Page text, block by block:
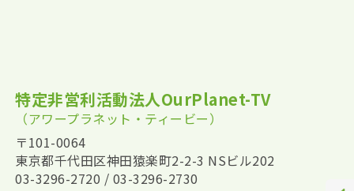
特定非営利活動法人OurPlanet-TV
（アワープラネット・ティービー）
〒101-0064
東京都千代田区神田猿楽町2-2-3 NSビル202
03-3296-2720 / 03-3296-2730